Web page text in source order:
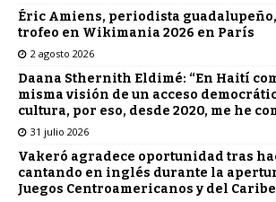
Éric Amiens, periodista
trofeo en Wikimania 2026 en París
2 agosto 2026
Daana Sthernith Eldimé: “En Haití
misma visión de un acceso
cultura, por eso, desde 2020, me he
31 julio 2026
Vakeró agradece oportunidad tras
cantando en inglés durante la
Juegos Centroamericanos y del Caribe